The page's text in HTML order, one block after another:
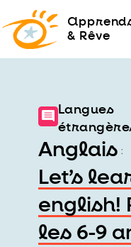
a
& Rêve
Langues
Anglais :
Let’s
english!
les 6-9